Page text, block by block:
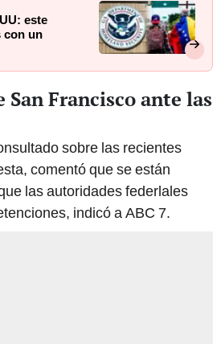
este
con un
Francisco ante las
sobre las recientes
comentó que se están
las autoridades federlales
indicó a ABC 7.